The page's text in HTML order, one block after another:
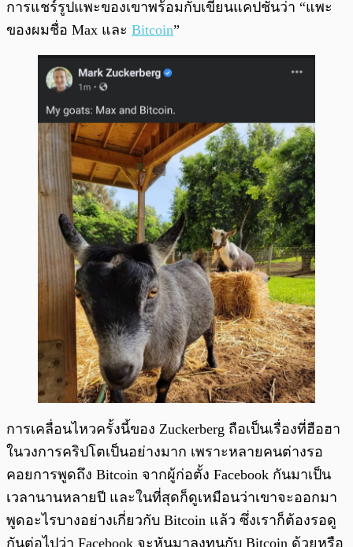
การแชร์รูปแพะของเขาพร้อมกับเขียนแคปชั่นว่า “แพะ
ของผมชื่อ Max และ Bitcoin”
การเคลื่อนไหวครั้งนี้ของ Zuckerberg ถือเป็นเรื่องที่ฮือฮา
ในวงการคริปโตเป็นอย่างมาก เพราะหลายคนต่างรอ
คอยการพูดถึง Bitcoin จากผู้ก่อตั้ง Facebook กันมาเป็น
เวลานานหลายปี และในที่สุดก็ดูเหมือนว่าเขาจะออกมา
พูดอะไรบางอย่างเกี่ยวกับ Bitcoin แล้ว ซึ่งเราก็ต้องรอดู
กันต่อไปว่า Facebook จะหันมาลงทุนกับ Bitcoin ด้วยหรือ